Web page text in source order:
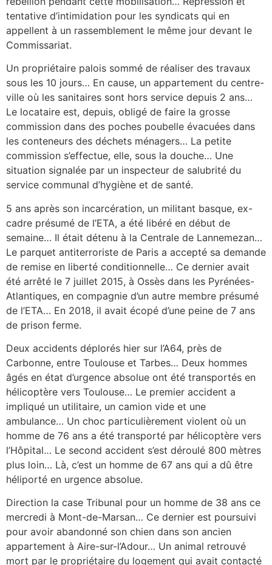
tentative d’intimidation pour les syndicats qui en
appellent à un rassemblement le même jour devant le
Commissariat.
Un propriétaire palois sommé de réaliser des travaux
sous les 10 jours… En cause, un appartement du centre-
ville où les sanitaires sont hors service depuis 2 ans…
Le locataire est, depuis, obligé de faire la grosse
commission dans des poches poubelle évacuées dans
les conteneurs des déchets ménagers… La petite
commission s’effectue, elle, sous la douche… Une
situation signalée par un inspecteur de salubrité du
service communal d’hygiène et de santé.
5 ans après son incarcération, un militant basque, ex-
cadre présumé de l’ETA, a été libéré en début de
semaine… Il était détenu à la Centrale de Lannemezan…
Le parquet antiterroriste de Paris a accepté sa demande
de remise en liberté conditionnelle… Ce dernier avait
été arrêté le 7 juillet 2015, à Ossès dans les Pyrénées-
Atlantiques, en compagnie d’un autre membre présumé
de l’ETA… En 2018, il avait écopé d’une peine de 7 ans
de prison ferme.
Deux accidents déplorés hier sur l’A64, près de
Carbonne, entre Toulouse et Tarbes… Deux hommes
âgés en état d’urgence absolue ont été transportés en
hélicoptère vers Toulouse… Le premier accident a
impliqué un utilitaire, un camion vide et une
ambulance… Un choc particulièrement violent où un
homme de 76 ans a été transporté par hélicoptère vers
l’Hôpital… Le second accident s’est déroulé 800 mètres
plus loin… Là, c’est un homme de 67 ans qui a dû être
héliporté en urgence absolue.
Direction la case Tribunal pour un homme de 38 ans ce
mercredi à Mont-de-Marsan… Ce dernier est poursuivi
pour avoir abandonné son chien dans son ancien
appartement à Aire-sur-l’Adour… Un animal retrouvé
mort par le propriétaire du logement qui avait contacté